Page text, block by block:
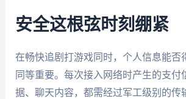
安全这根弦时刻绷紧
在畅快追剧打游戏同时，个人信息能否
同等重要。每次接入网络时产生的支付
据、聊天内容，都需经过军工级别的传